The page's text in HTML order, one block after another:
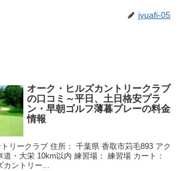
jyuafi-05
オーク・ヒルズカントリークラブ
の口コミ～平日、土日格安プラ
ン・早朝ゴルフ薄暮プレーの料金
情報
リークラブ 住所： 千葉県 香取市苅毛893 アク
道・大栄 10km以内 練習場： 練習場 カート：
カントリー...